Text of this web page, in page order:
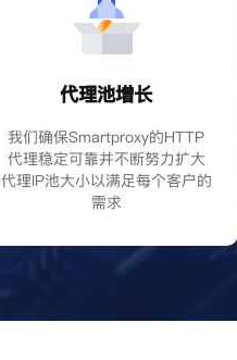
代理池增长
我们确保Smartproxy的HTTP
代理稳定可靠并不断努力扩大
代理IP池大小以满足每个客户的
需求